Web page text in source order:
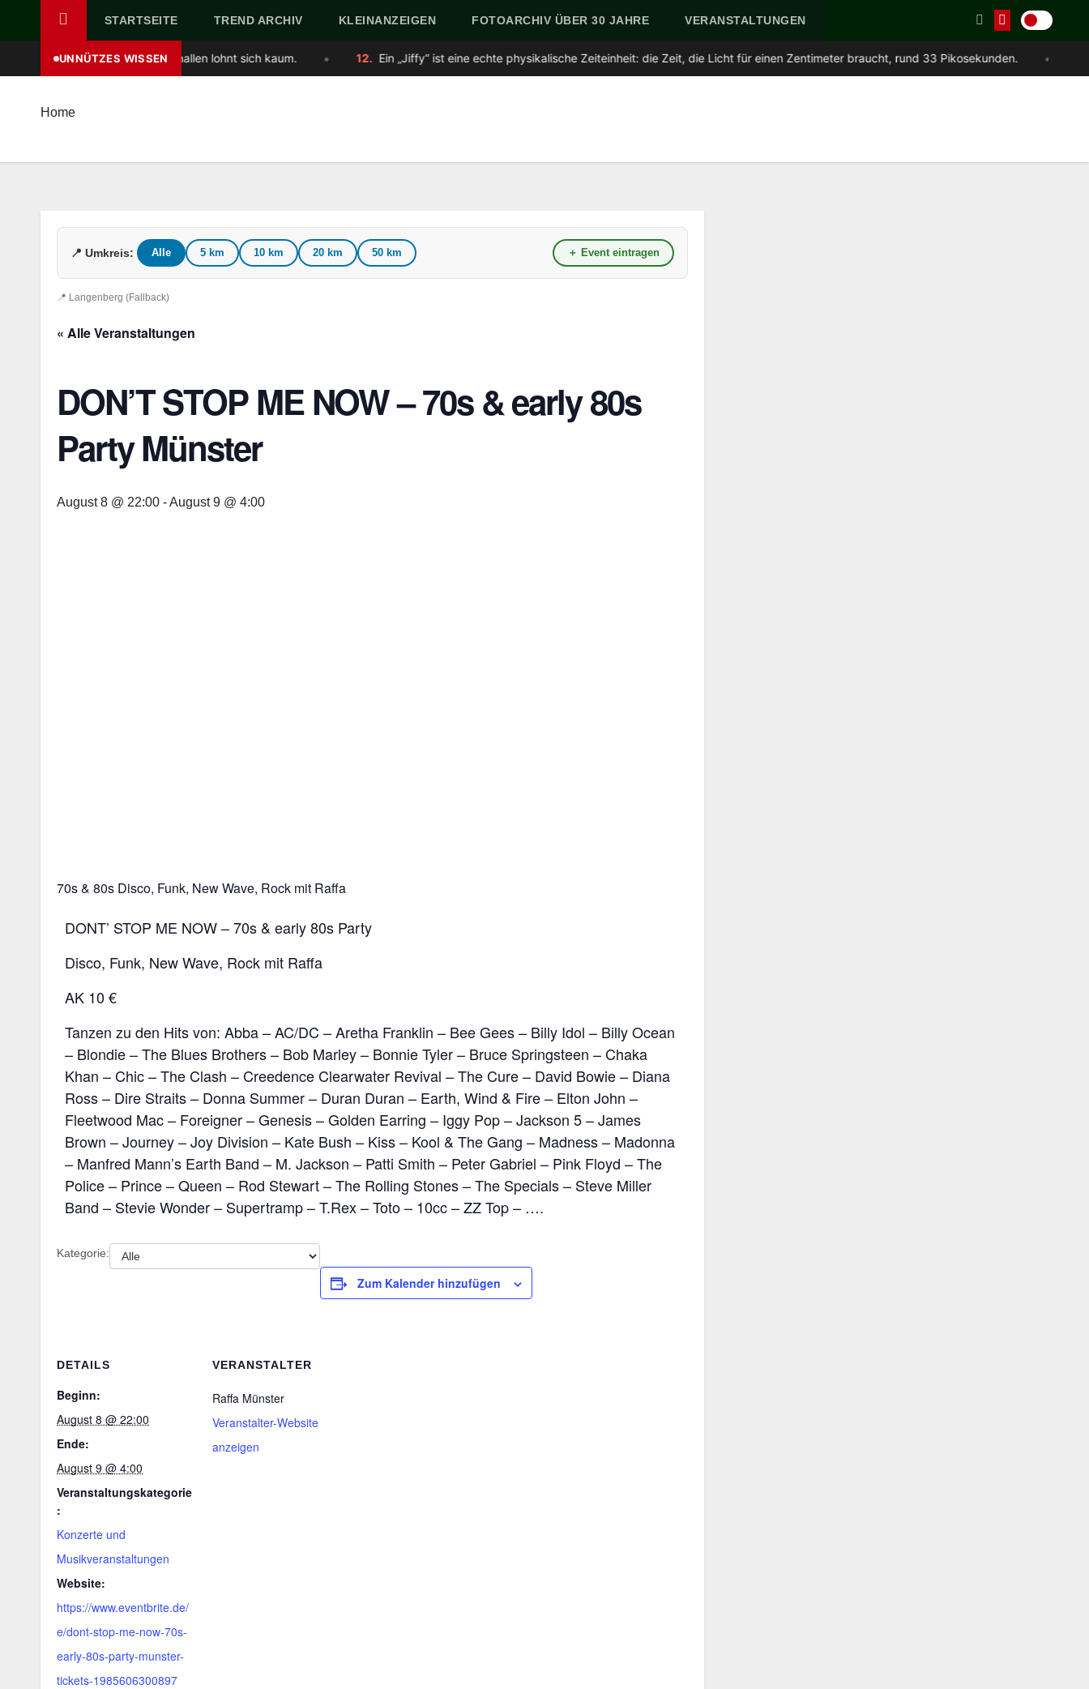
STARTSEITE TREND ARCHIV KLEINANZEIGEN FOTOARCHIV ÜBER 30 JAHRE VERANSTALTUNGEN
UNNÜTZES WISSEN
Sekunden. Anschnallen lohnt sich kaum. • 12. Ein „Jiffy“ ist eine echte physikalische Zeiteinheit: die Zeit, die Licht für einen Zentimeter braucht, rund 33 Pikosekunden. • 13. An der
Home
📍 Umkreis: Alle 5 km 10 km 20 km 50 km ＋ Event eintragen
📍 Langenberg (Fallback)
« Alle Veranstaltungen
DON’T STOP ME NOW – 70s & early 80s
Party Münster
August 8 @ 22:00 -August 9 @ 4:00
70s & 80s Disco, Funk, New Wave, Rock mit Raffa
DONT’ STOP ME NOW – 70s & early 80s Party
Disco, Funk, New Wave, Rock mit Raffa
AK 10 €
Tanzen zu den Hits von: Abba – AC/DC – Aretha Franklin – Bee Gees – Billy Idol – Billy Ocean
– Blondie – The Blues Brothers – Bob Marley – Bonnie Tyler – Bruce Springsteen – Chaka
Khan – Chic – The Clash – Creedence Clearwater Revival – The Cure – David Bowie – Diana
Ross – Dire Straits – Donna Summer – Duran Duran – Earth, Wind & Fire – Elton John –
Fleetwood Mac – Foreigner – Genesis – Golden Earring – Iggy Pop – Jackson 5 – James
Brown – Journey – Joy Division – Kate Bush – Kiss – Kool & The Gang – Madness – Madonna
– Manfred Mann’s Earth Band – M. Jackson – Patti Smith – Peter Gabriel – Pink Floyd – The
Police – Prince – Queen – Rod Stewart – The Rolling Stones – The Specials – Steve Miller
Band – Stevie Wonder – Supertramp – T.Rex – Toto – 10cc – ZZ Top – ….
Kategorie:
Zum Kalender hinzufügen
DETAILS
Beginn:
August 8 @ 22:00
Ende:
August 9 @ 4:00
Veranstaltungskategorie
:
Konzerte und
Musikveranstaltungen
Website:
https://www.eventbrite.de/
e/dont-stop-me-now-70s-
early-80s-party-munster-
tickets-1985606300897
VERANSTALTER
Raffa Münster
Veranstalter-Website
anzeigen